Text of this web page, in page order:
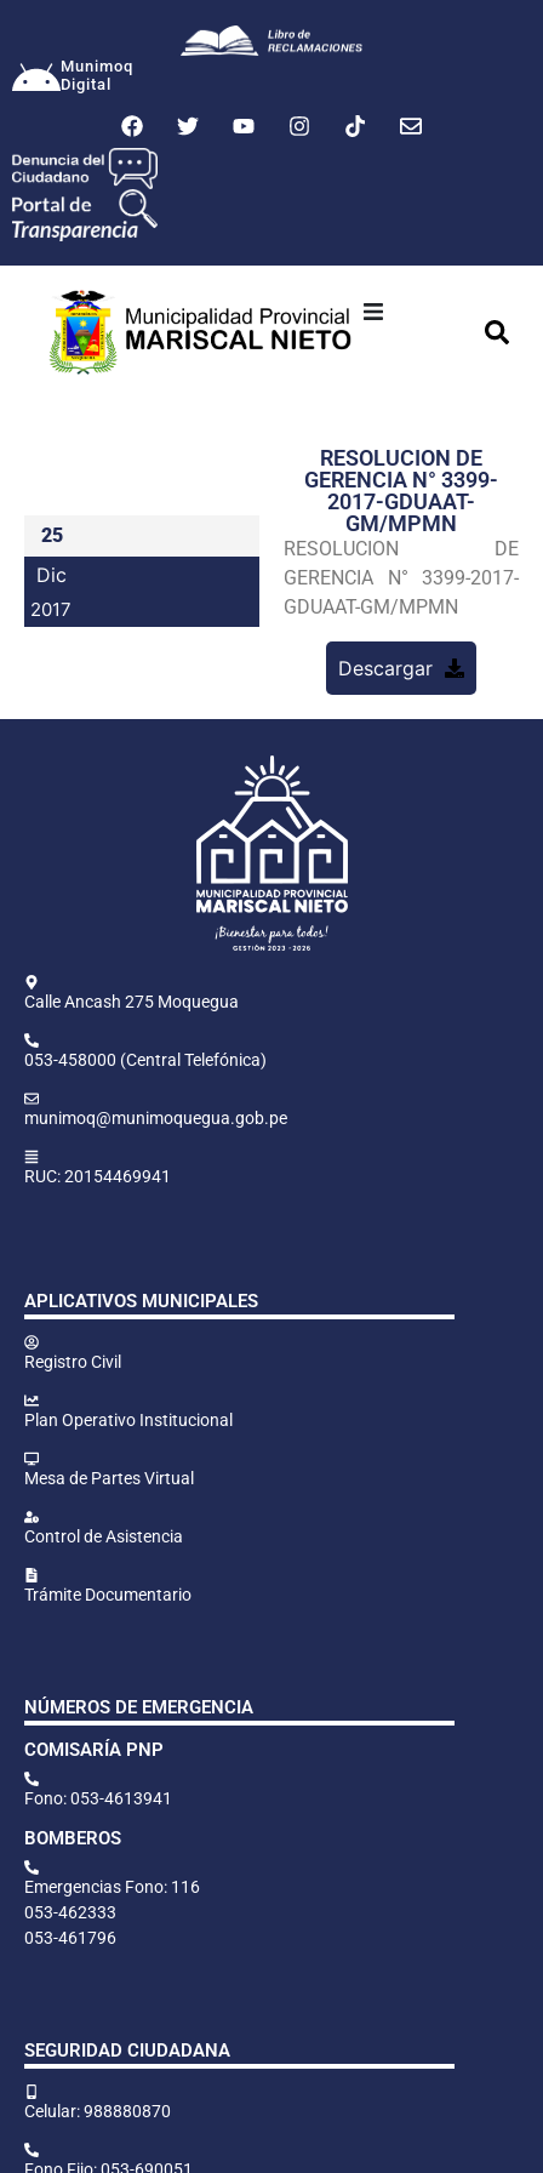
Munimoq
Digital
Transparencia
Seguridad
Programas
25
Dic
2017
RESOLUCION DE
GERENCIA N° 3399-
2017-GDUAAT-
GM/MPMN
RESOLUCION DE
GERENCIA N° 3399-2017-
GDUAAT-GM/MPMN
Descargar
Calle Ancash 275 Moquegua
053-458000 (Central Telefónica)
munimoq@munimoquegua.gob.pe
RUC: 20154469941
APLICATIVOS MUNICIPALES
Registro Civil
Plan Operativo Institucional
Mesa de Partes Virtual
Control de Asistencia
Trámite Documentario
NÚMEROS DE EMERGENCIA
COMISARÍA PNP
Fono: 053-4613941
BOMBEROS
Emergencias Fono: 116
053-462333
053-461796
SEGURIDAD CIUDADANA
Celular: 988880870
Fono Fijo: 053-690051